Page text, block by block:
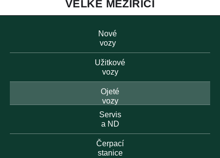
Nové
vozy
Užitkové
vozy
Ojeté
vozy
Servis
a ND
Čerpací
stanice